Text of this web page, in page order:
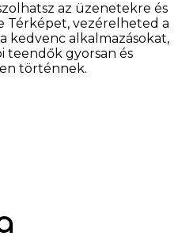
az üzenetekre és
Térképet, vezérelheted a
kedvenc alkalmazásokat,
teendők gyorsan és
történnek.